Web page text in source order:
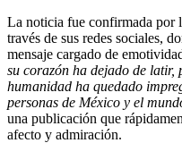
La noticia fue confirmada por
través de sus redes sociales,
mensaje cargado de
su corazón ha dejado de latir,
humanidad ha quedado
personas de México y el
una publicación que
afecto y admiración.